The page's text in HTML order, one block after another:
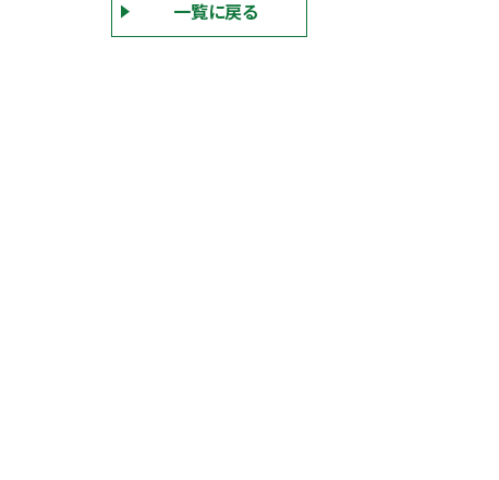
一覧に戻る